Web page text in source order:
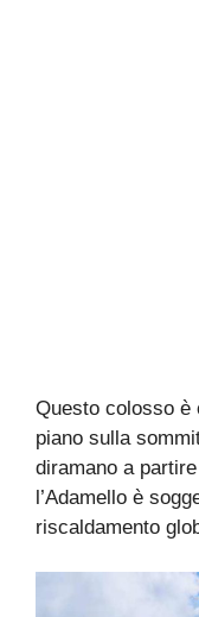
Questo colosso è
piano sulla
diramano a
l’Adamello è
riscaldamento